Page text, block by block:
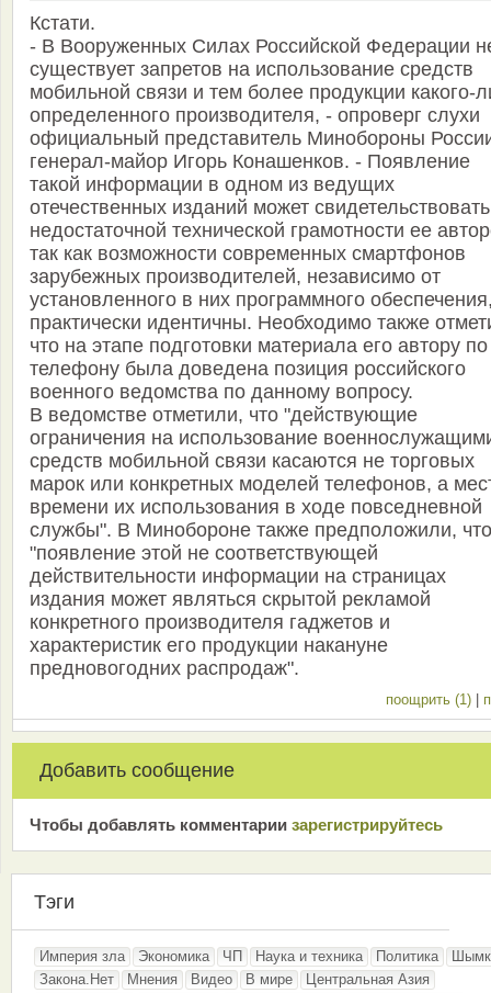
Кстати.
- В Вооруженных Силах Российской Федерации
существует запретов на использование средств
мобильной связи и тем более продукции какого-
определенного производителя, - опроверг слухи
официальный представитель Минобороны
генерал-майор Игорь Конашенков. - Появление
такой информации в одном из ведущих
отечественных изданий может
недостаточной технической грамотности ее
так как возможности современных смартфонов
зарубежных производителей, независимо от
установленного в них программного
практически идентичны. Необходимо также
что на этапе подготовки материала его автору по
телефону была доведена позиция российского
военного ведомства по данному вопросу.
В ведомстве отметили, что "действующие
ограничения на использование
средств мобильной связи касаются не торговых
марок или конкретных моделей телефонов, а
времени их использования в ходе повседневной
службы". В Минобороне также предположили, что
"появление этой не соответствующей
действительности информации на страницах
издания может являться скрытой рекламой
конкретного производителя гаджетов и
характеристик его продукции накануне
предновогодних распродаж".
поощрить (1)
Добавить сообщение
Чтобы добавлять комментарии зарeгиcтрирyйтeсь
Тэги
Империя зла Экономика ЧП Наука и техника Политика
Закона.Нет
Мнения Видео В мире
Центральная Азия